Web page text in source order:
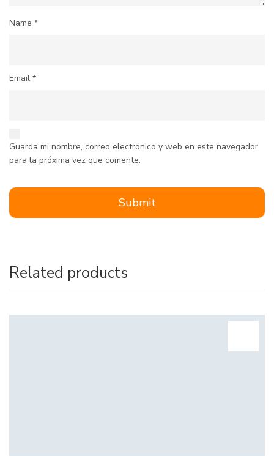
Name *
Email *
Guarda mi nombre, correo electrónico y web en este navegador
para la próxima vez que comente.
Related products